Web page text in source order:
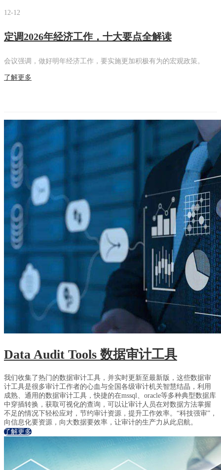
12-12
定调2026年经济工作，十大要点全解读
会议强调，做好明年经济工作，要实施更加积极有为的宏观政策。
了解更多
Data Audit Tools 数据审计工具
我们收集了热门的数据审计工具，并实时更新至最新版，这些数据审
计工具是很多审计工作者的心血与全国各级审计机关智慧结晶，利用
成熟、通用的数据审计工具，快捷的在mssql、oracle等多种典型数据库
中穿插转换，获取可视化的查询，可以让审计人员在对数据方法掌握
不足的情况下轻松应对，节约审计资源，提升工作效率。“科技强审”，
向信息化要资源，向大数据要效率，让审计的生产力从此启航。
了解更多